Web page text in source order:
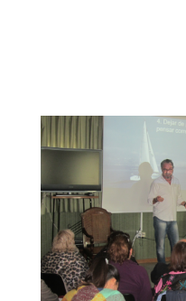
En «El